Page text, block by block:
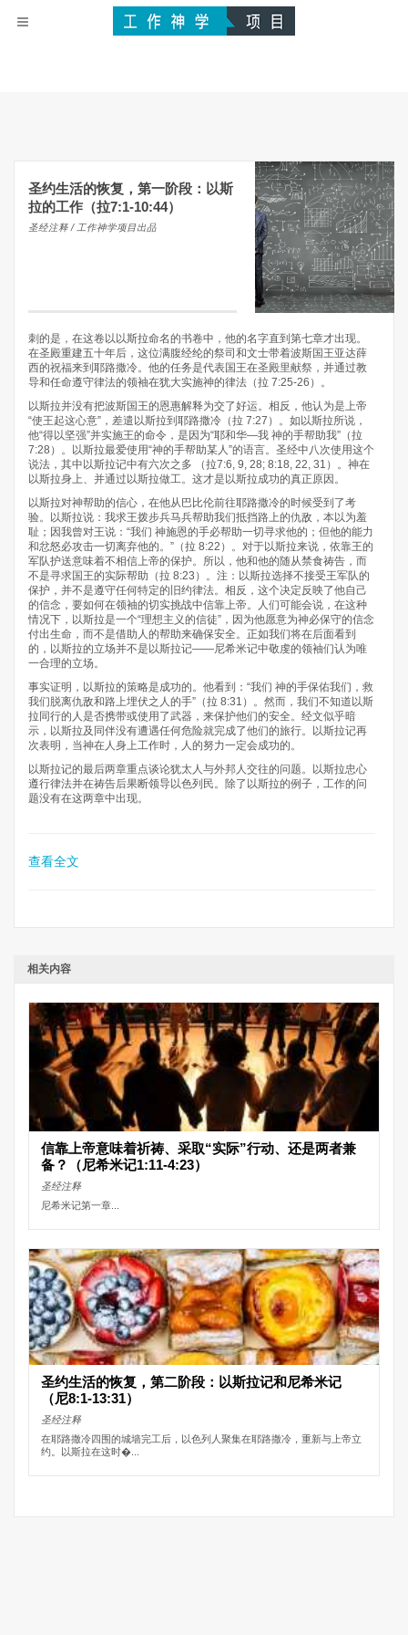
圣约生活的恢复，第一阶段：以斯
拉的工作（拉7:1-10:44）
圣经注释 / 工作神学项目出品
刺的是，在这卷以以斯拉命名的书卷中，他的名字直到第七章才出现。
在圣殿重建五十年后，这位满腹经纶的祭司和文士带着波斯国王亚达薛
西的祝福来到耶路撒冷。他的任务是代表国王在圣殿里献祭，并通过教
导和任命遵守律法的领袖在犹大实施神的律法（拉 7:25-26）。
以斯拉并没有把波斯国王的恩惠解释为交了好运。相反，他认为是上帝
“使王起这心意”，差遣以斯拉到耶路撒冷（拉 7:27）。如以斯拉所说，
他“得以坚强”并实施王的命令，是因为“耶和华—我 神的手帮助我”（拉
7:28）。以斯拉最爱使用“神的手帮助某人”的语言。圣经中八次使用这个
说法，其中以斯拉记中有六次之多 （拉7:6, 9, 28; 8:18, 22, 31）。神在
以斯拉身上、并通过以斯拉做工。这才是以斯拉成功的真正原因。
以斯拉对神帮助的信心，在他从巴比伦前往耶路撒冷的时候受到了考
验。以斯拉说：我求王拨步兵马兵帮助我们抵挡路上的仇敌，本以为羞
耻；因我曾对王说：“我们 神施恩的手必帮助一切寻求他的；但他的能力
和忿怒必攻击一切离弃他的。”（拉 8:22）。对于以斯拉来说，依靠王的
军队护送意味着不相信上帝的保护。所以，他和他的随从禁食祷告，而
不是寻求国王的实际帮助（拉 8:23）。注：以斯拉选择不接受王军队的
保护，并不是遵守任何特定的旧约律法。相反，这个决定反映了他自己
的信念，要如何在领袖的切实挑战中信靠上帝。人们可能会说，在这种
情况下，以斯拉是一个“理想主义的信徒”，因为他愿意为神必保守的信念
付出生命，而不是借助人的帮助来确保安全。正如我们将在后面看到
的，以斯拉的立场并不是以斯拉记——尼希米记中敬虔的领袖们认为唯
一合理的立场。
事实证明，以斯拉的策略是成功的。他看到：“我们 神的手保佑我们，救
我们脱离仇敌和路上埋伏之人的手”（拉 8:31）。然而，我们不知道以斯
拉同行的人是否携带或使用了武器，来保护他们的安全。经文似乎暗
示，以斯拉及同伴没有遭遇任何危险就完成了他们的旅行。以斯拉记再
次表明，当神在人身上工作时，人的努力一定会成功的。
以斯拉记的最后两章重点谈论犹太人与外邦人交往的问题。以斯拉忠心
遵行律法并在祷告后果断领导以色列民。除了以斯拉的例子，工作的问
题没有在这两章中出现。
查看全文
相关内容
信靠上帝意味着祈祷、采取“实际”行动、还是两者兼
备？（尼希米记1:11-4:23）
圣经注释
尼希米记第一章...
圣约生活的恢复，第二阶段：以斯拉记和尼希米记
（尼8:1-13:31）
圣经注释
在耶路撒冷四围的城墙完工后，以色列人聚集在耶路撒冷，重新与上帝立
约。以斯拉在这时�...